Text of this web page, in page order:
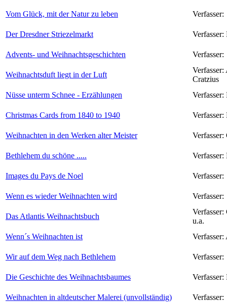
Vom Glück, mit der Natur zu leben Verfasser:
Der Dresdner Striezelmarkt Verfasser:
Advents- und Weihnachtsgeschichten Verfasser:
Weihnachtsduft liegt in der Luft
Verfasser:
Cratzius
Nüsse unterm Schnee - Erzählungen
Verfasser:
Christmas Cards from 1840 to 1940 Verfasser:
Weihnachten in den Werken alter Meister Verfasser:
Bethlehem du schöne ..... Verfasser:
Images du Pays de Noel Verfasser:
Wenn es wieder Weihnachten wird Verfasser:
Das Atlantis Weihnachtsbuch
Verfasser:
u.a.
Wenn´s Weihnachten ist
Verfasser:
Wir auf dem Weg nach Bethlehem Verfasser:
Die Geschichte des Weihnachtsbaumes Verfasser:
Weihnachten in altdeutscher Malerei (unvollständig) Verfasser: